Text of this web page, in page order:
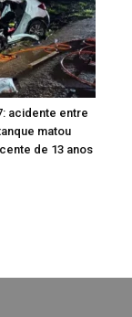
acidente entre
matou
de 13 anos